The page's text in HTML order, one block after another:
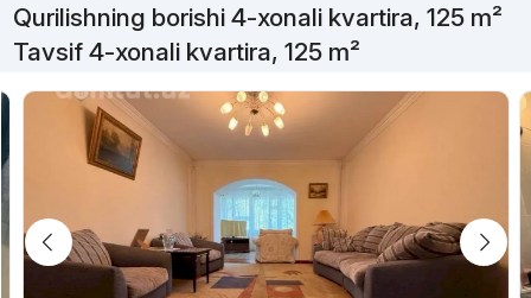
Qurilishning borishi 4-xonali kvartira, 125 m²
Tavsif 4-xonali kvartira, 125 m²